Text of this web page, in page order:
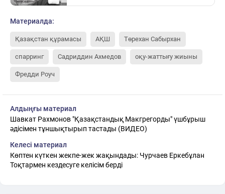
Материалда:
Қазақстан құрамасы АҚШ Төрехан Сабырхан
спарринг Садриддин Ахмедов оқу-жаттығу жиыны
Фредди Роуч
Алдыңғы материал
Шавкат Рахмонов "Қазақстандық Макгрегорды" үшбұрыш
әдісімен тұншықтырып тастады (ВИДЕО)
Келесі материал
Көптен күткен жекпе-жек жақындады: Чурчаев Еркебұлан
Тоқтармен кездесуге келісім берді